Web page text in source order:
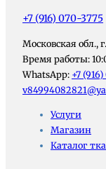
+7 (916) 070-3775
Московская обл.,
Время работы:
WhatsApp: +7
Услуги
Магазин
Каталог